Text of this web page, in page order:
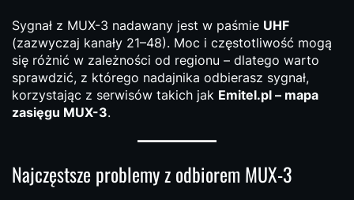
Sygnał z MUX-3 nadawany jest w paśmie UHF
(zazwyczaj kanały 21–48). Moc i częstotliwość mogą
się różnić w zależności od regionu – dlatego warto
sprawdzić, z którego nadajnika odbierasz sygnał,
korzystając z serwisów takich jak Emitel.pl – mapa
zasięgu MUX-3.
Najczęstsze problemy z odbiorem MUX-3